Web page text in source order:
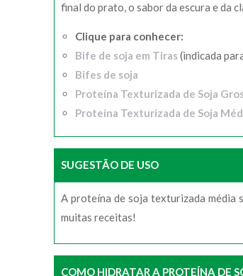
final do prato, o sabor da escura e da
Clique para conhecer:
Bife de soja em Tiras(indicada
Bifes de soja
Proteína Texturizada de Soja
Proteína Texturizada de Soja
SUGESTÃO DE USO
A proteína de soja texturizada média
muitas receitas!
COMO HIDRATAR A PROTEÍNA DE